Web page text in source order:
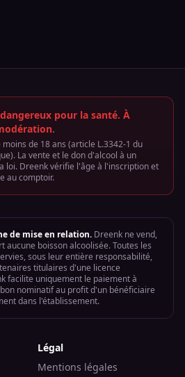
pour la santé. À
de 18 ans (article L.3342-1 du
La vente et le don d'alcool à un
loi. Dreenk vérifie l'âge à l'inscription et
au comptoir.
de mise en relation. Dreenk ne vend,
aucune boisson alcoolisée. Toutes les
sous leur entière responsabilité,
titulaires d'une licence
facilite uniquement le paiement à
nominatif au profit d'un bénéficiaire
dans l'établissement.
Légal
Mentions légales